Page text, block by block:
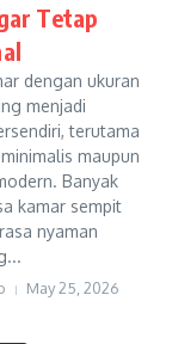
Tetap
dengan ukuran
menjadi
terutama
maupun
Banyak
kamar sempit
nyaman
May 25, 2026